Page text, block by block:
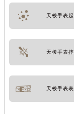
天梭手表
天梭手表
天梭手表